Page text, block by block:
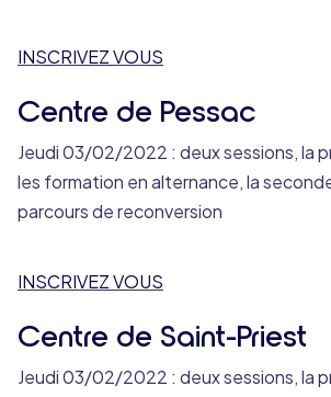
INSCRIVEZ VOUS
Centre de Pessac
Jeudi 03/02/2022 : deux sessions, la
les formation en alternance, la
parcours de reconversion
INSCRIVEZ VOUS
Centre de Saint-Priest
Jeudi 03/02/2022 : deux sessions, la